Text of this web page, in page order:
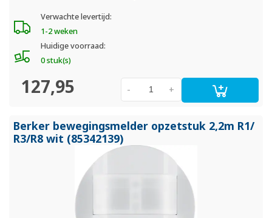
Verwachte levertijd:
1-2 weken
Huidige voorraad:
0 stuk(s)
127,95 +
-
Berker bewegingsmelder opzetstuk 2,2m R1/
R3/R8 wit (85342139)